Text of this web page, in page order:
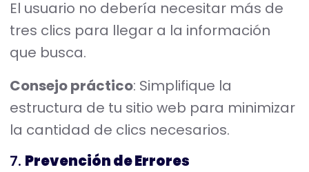
El usuario no debería necesitar más de
tres clics para llegar a la información
que busca.
Consejo práctico: Simplifique la
estructura de tu sitio web para minimizar
la cantidad de clics necesarios.
7. Prevención de Errores